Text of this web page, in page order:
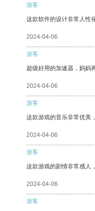
游客
这款软件的设计非常人性
2024-04-06
游客
超级好用的加速器，妈妈
2024-04-06
游客
这款游戏的音乐非常优美
2024-04-06
游客
这款游戏的剧情非常感人
2024-04-06
游客